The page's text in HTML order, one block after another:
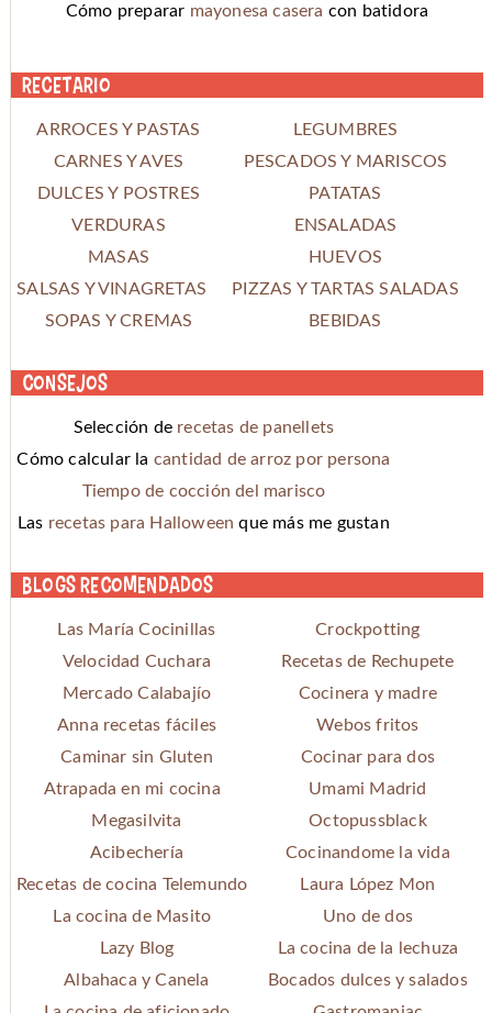
Cómo preparar mayonesa casera con batidora
Recetario
ARROCES Y PASTAS
LEGUMBRES
CARNES Y AVES
PESCADOS Y MARISCOS
DULCES Y POSTRES
PATATAS
VERDURAS
ENSALADAS
MASAS
HUEVOS
SALSAS Y VINAGRETAS
PIZZAS Y TARTAS SALADAS
SOPAS Y CREMAS
BEBIDAS
Consejos
Selección de recetas de panellets
Cómo calcular la cantidad de arroz por persona
Tiempo de cocción del marisco
Las recetas para Halloween que más me gustan
Blogs recomendados
Las María Cocinillas
Crockpotting
Velocidad Cuchara
Recetas de Rechupete
Mercado Calabajío
Cocinera y madre
Anna recetas fáciles
Webos fritos
Caminar sin Gluten
Cocinar para dos
Atrapada en mi cocina
Umami Madrid
Megasilvita
Octopussblack
Acibechería
Cocinandome la vida
Recetas de cocina Telemundo
Laura López Mon
La cocina de Masito
Uno de dos
Lazy Blog
La cocina de la lechuza
Albahaca y Canela
Bocados dulces y salados